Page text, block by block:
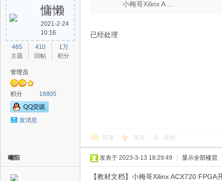
技
慵懒
2021-2-24
10:16
465
主题
410
回帖
1万
积分
管理员
积分 16805
发消息
小梅哥Xilinx A ...
已经处理
回复 支持 反对
曦阳 发表于 2023-3-13 18:29:49 显示全部楼层
【教材文档】小梅哥Xilinx ACX720